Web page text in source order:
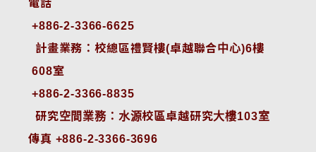
電話
+886-2-3366-6625
計畫業務：校總區禮賢樓(卓越聯合中心)6樓
608室
+886-2-3366-8835
研究空間業務：水源校區卓越研究大樓103室
傳真 +886-2-3366-3696